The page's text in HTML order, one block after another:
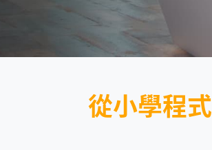
從小學程